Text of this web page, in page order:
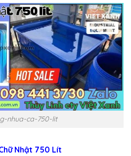
nhua-ca-750-lit
Nhật 750 Lít